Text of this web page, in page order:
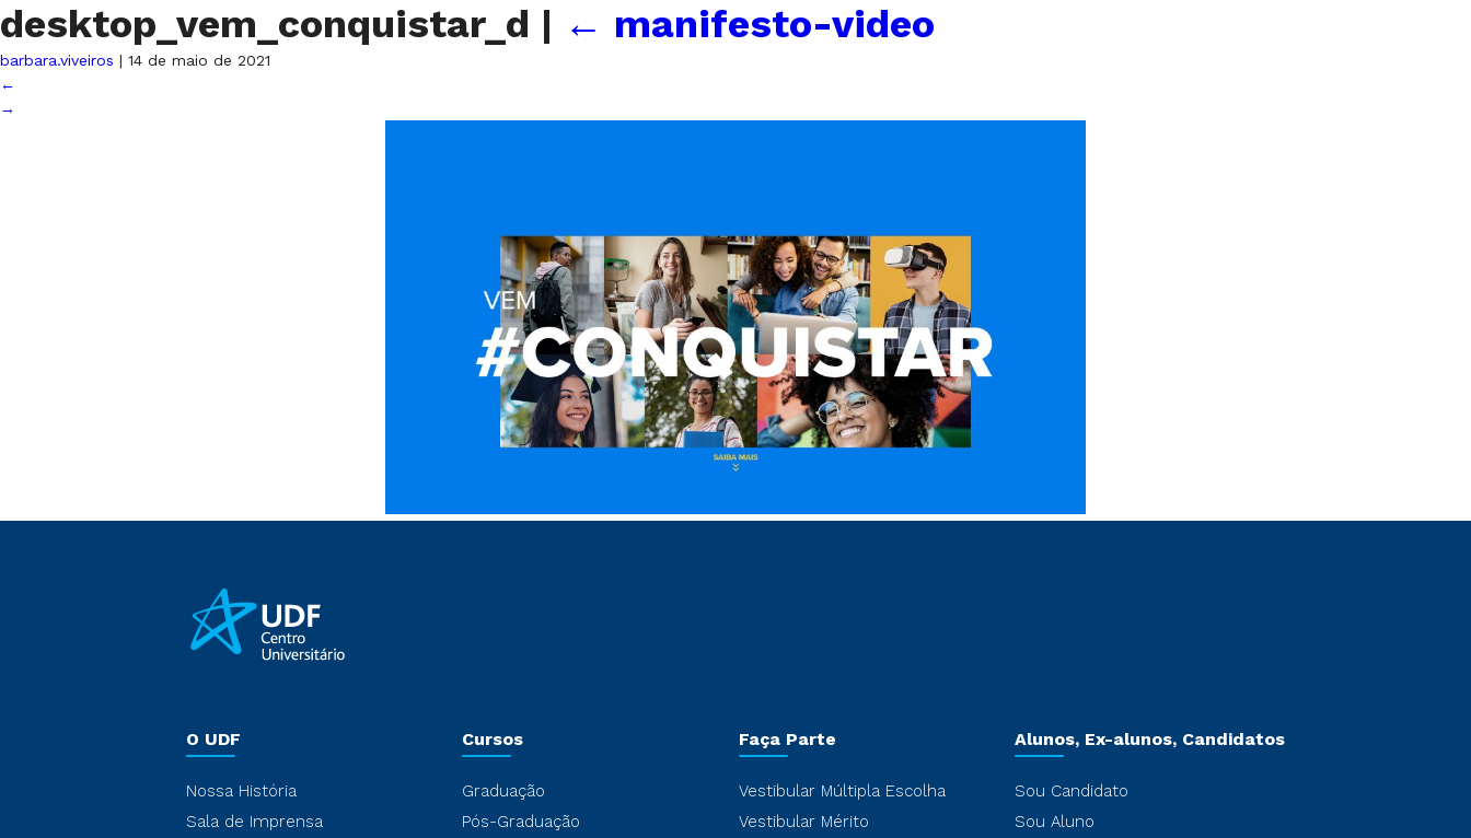
desktop_vem_conquistar_d | ← manifesto-video
barbara.viveiros | 14 de maio de 2021
←
→
O UDF
Nossa História
Sala de Imprensa
Cursos
Graduação
Pós-Graduação
Faça Parte
Vestibular Múltipla Escolha
Vestibular Mérito
Alunos, Ex-alunos, Candidatos
Sou Candidato
Sou Aluno